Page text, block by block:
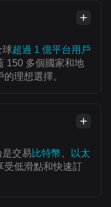
球超過 1 億平台用戶
150 多個國家和地
理想選擇。
交易比特幣
以太
受低滑點和快速訂